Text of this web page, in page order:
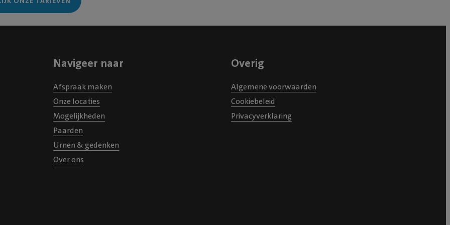
Navigeer naar
Afspraak maken
Onze locaties
Mogelijkheden
Paarden
Urnen & gedenken
Over ons
Overig
Algemene voorwaarden
Cookiebeleid
Privacyverklaring